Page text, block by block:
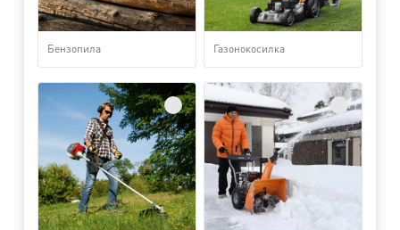
Бензопила Газонокосилка